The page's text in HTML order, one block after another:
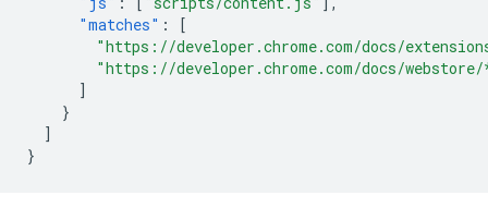
"matches" :
[
"https://developer.chrome.com/docs/
"https://developer.chrome.com/docs/
]
}
]
}